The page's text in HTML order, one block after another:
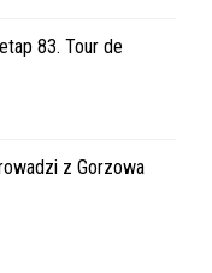
83. Tour de
z Gorzowa